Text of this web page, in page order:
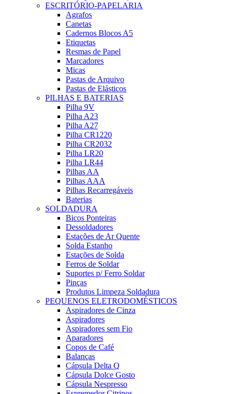
ESCRITÓRIO-PAPELARIA
Agrafos
Canetas
Cadernos Blocos A5
Etiquetas
Resmas de Papel
Marcadores
Micas
Pastas de Arquivo
Pastas de Elásticos
PILHAS E BATERIAS
Pilha 9V
Pilha A23
Pilha A27
Pilha CR1220
Pilha CR2032
Pilha LR20
Pilha LR44
Pilhas AA
Pilhas AAA
Pilhas Recarregáveis
Baterias
SOLDADURA
Bicos Ponteiras
Dessoldadores
Estações de Ar Quente
Solda Estanho
Estações de Solda
Ferros de Soldar
Suportes p/ Ferro Soldar
Pinças
Produtos Limpeza Soldadura
PEQUENOS ELETRODOMÉSTICOS
Aspiradores de Cinza
Aspiradores
Aspiradores sem Fio
Aparadores
Copos de Café
Balanças
Cápsula Delta Q
Cápsula Dolce Gosto
Cápsula Nespresso